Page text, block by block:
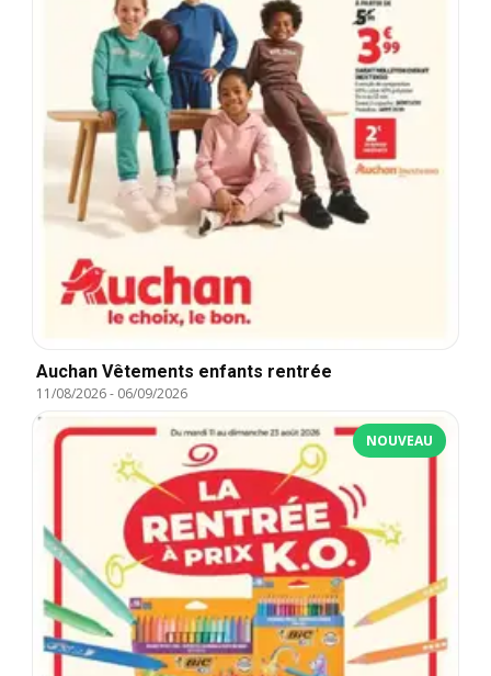
Auchan Vêtements enfants rentrée
11/08/2026- 06/09/2026
NOUVEAU